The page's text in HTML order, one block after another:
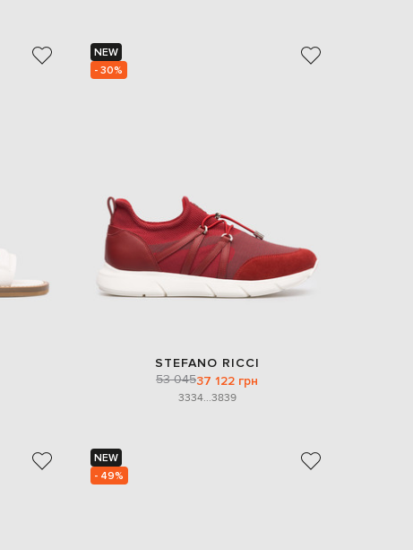
NEW
- 30%
STEFANO RICCI
53 04537 122 грн
3334...3839
NEW
- 49%